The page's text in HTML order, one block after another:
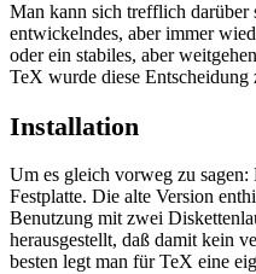
Man kann sich trefflich darüber
entwickelndes, aber immer
oder ein stabiles, aber
TeX wurde diese Entscheidung
Installation
Um es gleich vorweg zu
Festplatte. Die alte Version
Benutzung mit zwei
herausgestellt, daß damit kein
besten legt man für TeX eine